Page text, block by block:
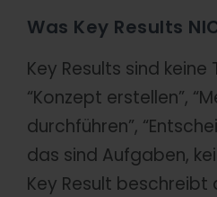
Was Key Results
Key Results sind
“Konzept erstellen”,
durchführen”,
das sind Aufgaben,
Key Result